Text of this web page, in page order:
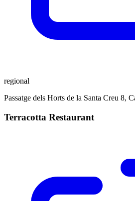
regional
Passatge dels Horts de la Santa Creu 8,
Terracotta Restaurant